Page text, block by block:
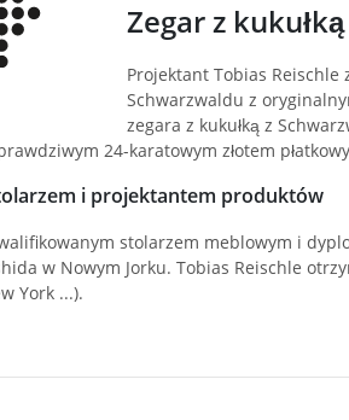
Zegar z
Projektant Tobias
Schwarzwaldu z
zegara z kukułką z
24-karatowym złotem
i projektantem produktów
stolarzem meblowym i
w Nowym Jorku. Tobias Reischle
York ...).